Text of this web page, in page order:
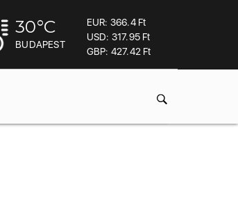
30°C
BUDAPEST
EUR: 366.4 Ft
USD: 317.95 Ft
GBP: 427.42 Ft